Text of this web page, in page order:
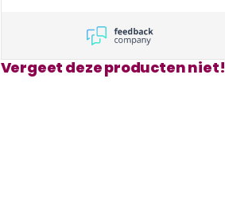
Vergeet deze producten niet!